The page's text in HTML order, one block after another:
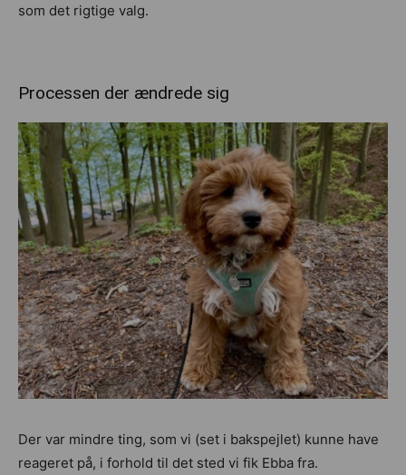
som det rigtige valg.
Processen der ændrede sig
Der var mindre ting, som vi (set i bakspejlet) kunne have
reageret på, i forhold til det sted vi fik Ebba fra.